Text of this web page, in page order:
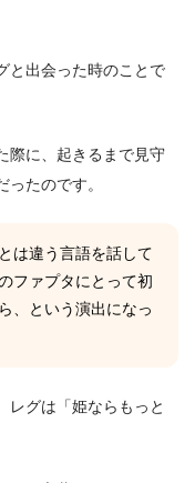
と出会った時のことで
際に、起きるまで見守
たのです。
は違う言語を話して
ファプタにとって初
、という演出になっ
レグは「姫ならもっと